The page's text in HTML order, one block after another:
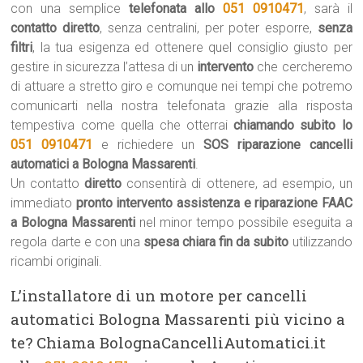
con una semplicetelefonata allo 051 0910471, sarà il
contatto diretto, senza centralini, per poter esporre, senza
filtri, la tua esigenza ed ottenere quel consiglio giusto per
gestire in sicurezza l’attesa di un intervento che cercheremo
di attuare a stretto giro e comunque nei tempi che potremo
comunicarti nella nostra telefonata grazie alla risposta
tempestiva come quella che otterraichiamando subito lo
051 0910471
e richiedere unSOS riparazione cancelli
automatici a Bologna Massarenti.
Un contattodiretto consentirà di ottenere, ad esempio, un
immediato pronto intervento assistenza e riparazione FAAC
a Bologna Massarenti nel minor tempo possibile eseguita a
regola darte e con una spesa chiara fin da subito utilizzando
ricambi originali.
L’installatore di un motore per cancelli
automatici Bologna Massarenti più vicino a
te? Chiama BolognaCancelliAutomatici.it